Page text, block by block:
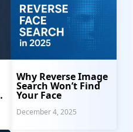
Why Reverse Image
Search Won’t Find
Your Face
December 4, 2025